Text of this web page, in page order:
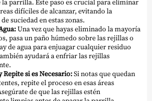
difíciles de alcanzar, evitando la
suciedad en estas zonas.
Una vez que hayas eliminado la mayoría
pasa un paño húmedo sobre las rejillas o
de agua para enjuagar cualquier residuo
ayudará a enfriar las rejillas
Repite si es Necesario:Si notas que quedan
repite el proceso en esas áreas
de que las rejillas estén